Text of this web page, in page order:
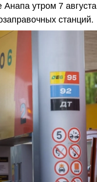
Анапа утром 7 августа
станций.